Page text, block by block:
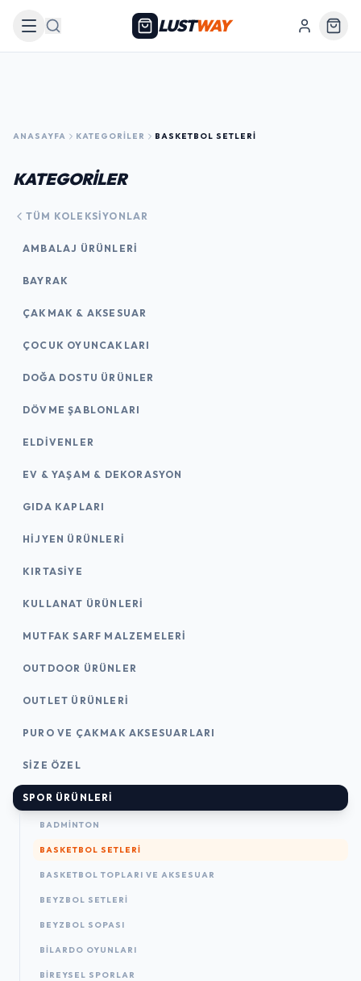
Arama LUSTWAY
ANASAYFA KATEGORILER BASKETBOL SETLERI
KATEGORİLER
TÜM KOLEKSIYONLAR
AMBALAJ ÜRÜNLERI
BAYRAK
ÇAKMAK & AKSESUAR
ÇOCUK OYUNCAKLARI
DOĞA DOSTU ÜRÜNLER
DÖVME ŞABLONLARI
ELDIVENLER
EV & YAŞAM & DEKORASYON
GIDA KAPLARI
HIJYEN ÜRÜNLERI
KIRTASİYE
KULLANAT ÜRÜNLERI
MUTFAK SARF MALZEMELERI
OUTDOOR ÜRÜNLER
OUTLET ÜRÜNLERI
PURO VE ÇAKMAK AKSESUARLARI
SIZE ÖZEL
SPOR ÜRÜNLERI
BADMINTON
BASKETBOL SETLERI
BASKETBOL TOPLARI VE AKSESUAR
BEYZBOL SETLERI
BEYZBOL SOPASI
BILARDO OYUNLARI
BIREYSEL SPORLAR